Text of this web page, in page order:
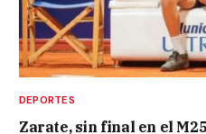
DEPORTES
Zarate, sin final en el